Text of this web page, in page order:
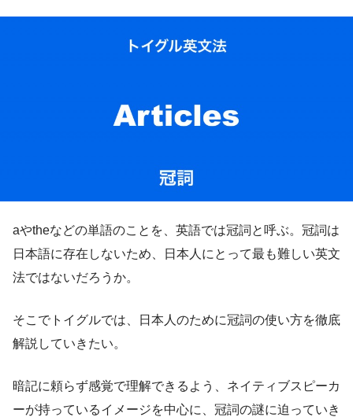
aやtheなどの単語のことを、英語では冠詞と呼ぶ。冠詞は
日本語に存在しないため、日本人にとって最も難しい英文
法ではないだろうか。
そこでトイグルでは、日本人のために冠詞の使い方を徹底
解説していきたい。
暗記に頼らず感覚で理解できるよう、ネイティブスピーカ
ーが持っているイメージを中心に、冠詞の謎に迫っていき